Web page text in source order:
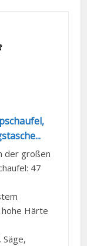
der großen
47
Härte
Säge,